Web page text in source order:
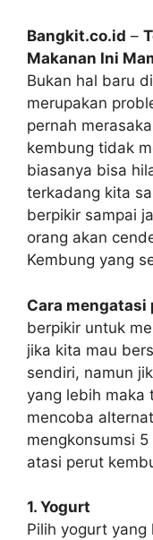
Bangkit.co.id –
Makanan Ini
Bukan hal baru
merupakan
pernah
kembung tidak
biasanya bisa
terkadang kita
berpikir sampai
orang akan
Kembung yang
Cara
berpikir untuk
jika kita mau
sendiri, namun
yang lebih maka
mencoba
mengkonsumsi
atasi perut
1. Yogurt
Pilih yogurt